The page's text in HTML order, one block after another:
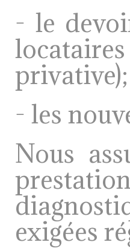
- le
privative);
- les
Nous
exigées